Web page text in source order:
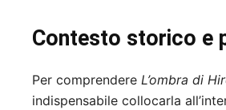
Contesto storico e
Per comprendere L’ombra di
indispensabile collocarla